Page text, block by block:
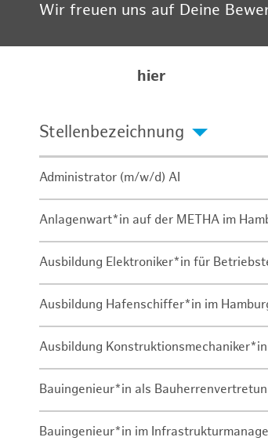
Wir freuen uns auf Deine
hier
Stellenbezeichnung
Administrator (m/w/d) AI
Anlagenwart*in auf der METHA im
Ausbildung Elektroniker*in für
Ausbildung Hafenschiffer*in im
Ausbildung
Bauingenieur*in als
Bauingenieur*in im